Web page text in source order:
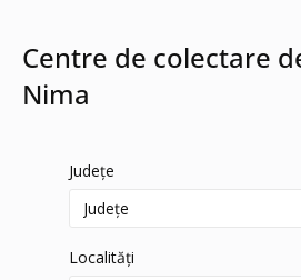
Centre de colectare
Nima
Județe
Localități